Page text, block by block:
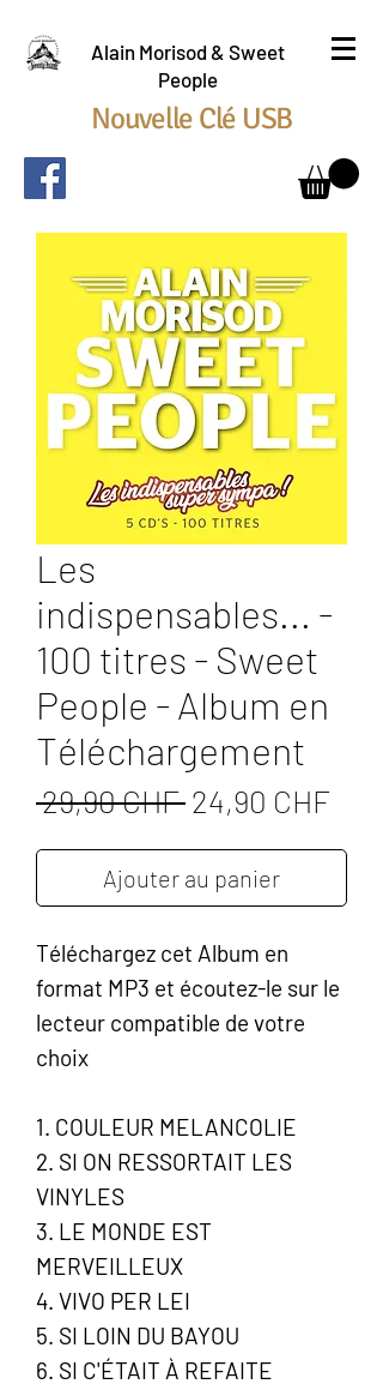
Alain Morisod & Sweet
People
Nouvelle Clé USB
Les
indispensables... -
100 titres - Sweet
People - Album en
Téléchargement
29,90 CHF Prix
24,90 CHFPrix
Ajouter au panier
Téléchargez cet Album en
format MP3 et écoutez-le sur le
lecteur compatible de votre
choix
1. COULEUR MELANCOLIE
2. SI ON RESSORTAIT LES
VINYLES
3. LE MONDE EST
MERVEILLEUX
4. VIVO PER LEI
5. SI LOIN DU BAYOU
6. SI C'ÉTAIT À REFAITE